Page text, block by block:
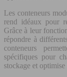
Les conteneurs
rend idéaux pour
Grâce à leur
répondre à
conteneurs
spécifiques pour
stockage et optimise